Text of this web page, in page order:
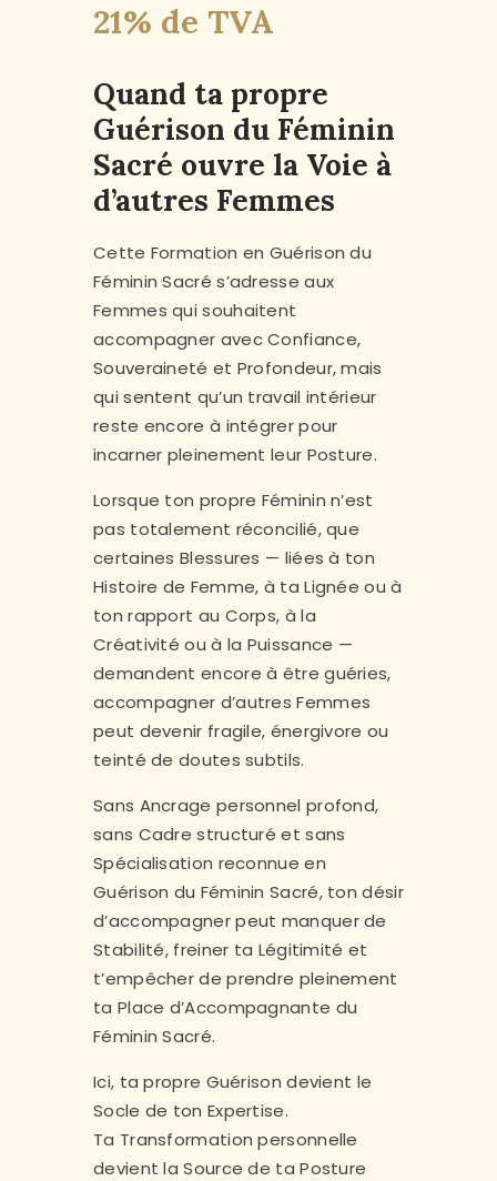
client
21% de TVA
Quand ta propre
Guérison du Féminin
Sacré ouvre la Voie à
d’autres Femmes
Cette Formation en Guérison du
Féminin Sacré s’adresse aux
Femmes qui souhaitent
accompagner avec Confiance,
Souveraineté et Profondeur, mais
qui sentent qu’un travail intérieur
reste encore à intégrer pour
incarner pleinement leur Posture.
Lorsque ton propre Féminin n’est
pas totalement réconcilié, que
certaines Blessures — liées à ton
Histoire de Femme, à ta Lignée ou à
ton rapport au Corps, à la
Créativité ou à la Puissance —
demandent encore à être guéries,
accompagner d’autres Femmes
peut devenir fragile, énergivore ou
teinté de doutes subtils.
Sans Ancrage personnel profond,
sans Cadre structuré et sans
Spécialisation reconnue en
Guérison du Féminin Sacré, ton désir
d’accompagner peut manquer de
Stabilité, freiner ta Légitimité et
t’empêcher de prendre pleinement
ta Place d’Accompagnante du
Féminin Sacré.
Ici, ta propre Guérison devient le
Socle de ton Expertise.
Ta Transformation personnelle
devient la Source de ta Posture